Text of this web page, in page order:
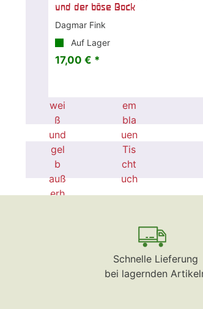
und der böse Bock
Dagmar Fink
Auf Lager
17,00 € *
Schnelle Lieferung
bei lagernden